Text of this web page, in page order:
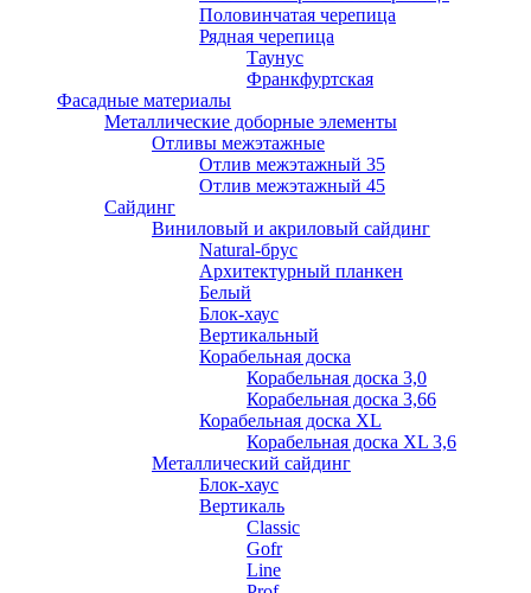
Половинчатая черепица
Рядная черепица
Таунус
Франкфуртская
Фасадные материалы
Металлические доборные элементы
Отливы межэтажные
Отлив межэтажный 35
Отлив межэтажный 45
Сайдинг
Виниловый и акриловый сайдинг
Natural-брус
Архитектурный планкен
Белый
Блок-хаус
Вертикальный
Корабельная доска
Корабельная доска 3,0
Корабельная доска 3,66
Корабельная доска XL
Корабельная доска XL 3,6
Металлический сайдинг
Блок-хаус
Вертикаль
Classic
Gofr
Line